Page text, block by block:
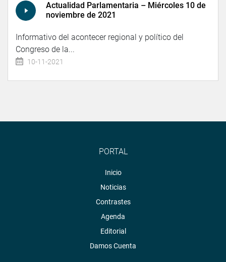
Actualidad Parlamentaria – Miércoles 10 de
noviembre de 2021
Informativo del acontecer regional y político del
Congreso de la...
10-11-2021
PORTAL
Inicio
Noticias
Contrastes
Agenda
Editorial
Damos Cuenta